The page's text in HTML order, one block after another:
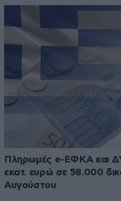
Πληρωμές e-ΕΦΚΑ και
εκατ. ευρώ σε 58.000
Αυγούστου